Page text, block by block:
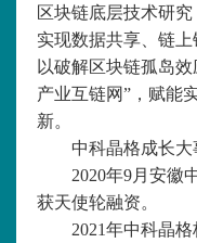
区块链底层技术研
实现数据共享、链
以破解区块链孤岛效
产业互链网”，赋能
新。
中科晶格成长大
2020年9月安徽
获天使轮融资。
2021年中科晶